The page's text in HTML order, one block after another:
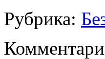
Рубрика: